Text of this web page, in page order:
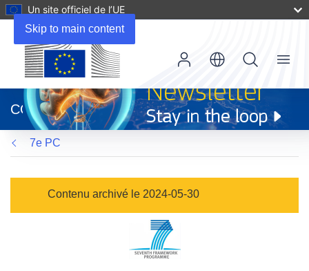
Skip to main content
Un site officiel de l’UE
dans
une
nouvelle
fenêtre)
CORDIS
Menu
7e PC
Contenu archivé le 2024-05-30